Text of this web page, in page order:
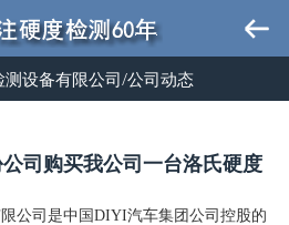
设备有限公司/公司动态
司购买我公司一台洛氏硬度
公司是中国DIYI汽车集团公司控股的